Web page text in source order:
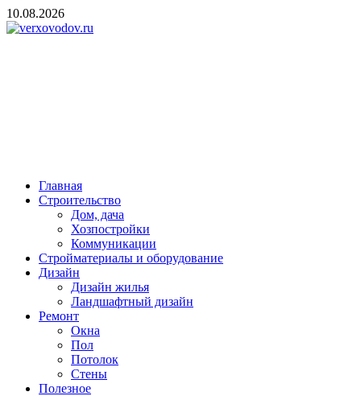
Skip
to
10.08.2026
Главная
Строительство
Дом, дача
Хозпостройки
Коммуникации
Стройматериалы и оборудование
Дизайн
Дизайн жилья
Ландшафтный дизайн
Ремонт
Окна
Пол
Потолок
Стены
Полезное